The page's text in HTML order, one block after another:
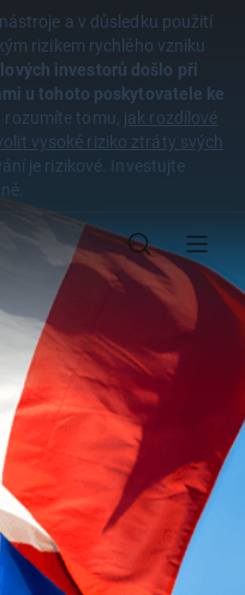
a v důsledku použití
rizikem rychlého vzniku
investorů došlo při
u tohoto poskytovatele ke
rozumíte tomu, jak rozdílové
vysoké riziko ztráty svých
je rizikové. Investujte